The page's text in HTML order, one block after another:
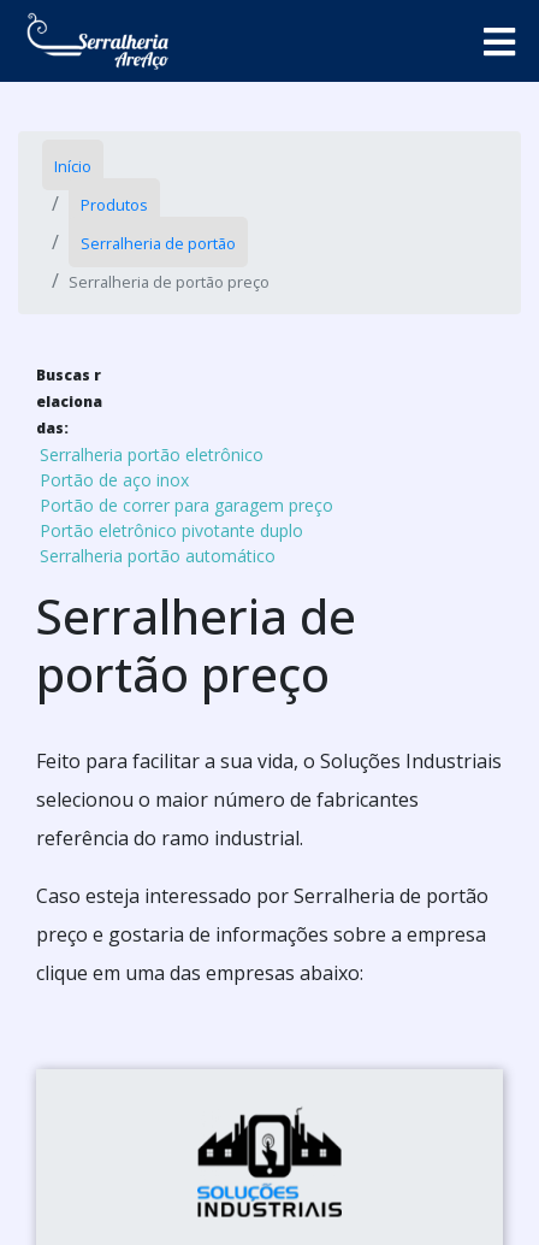
Início
Produtos
Serralheria de portão
Serralheria de portão preço
Buscas r
elaciona
das:
Serralheria portão eletrônico
Portão de aço inox
Portão de correr para garagem preço
Portão eletrônico pivotante duplo
Serralheria portão automático
Serralheria de
portão preço
Feito para facilitar a sua vida, o Soluções Industriais
selecionou o maior número de fabricantes
referência do ramo industrial.
Caso esteja interessado por Serralheria de portão
preço e gostaria de informações sobre a empresa
clique em uma das empresas abaixo: